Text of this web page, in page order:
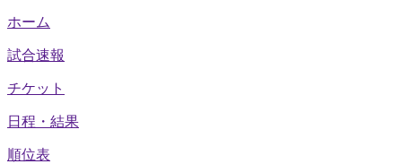
ホーム
試合速報
チケット
日程・結果
順位表